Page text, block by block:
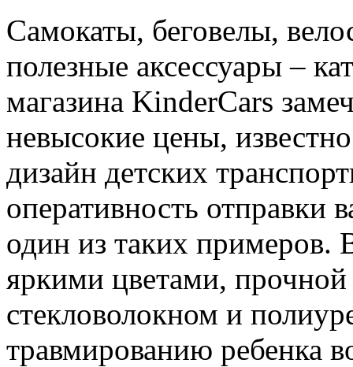
Самокаты, беговелы,
полезные аксессуары –
магазина KinderCars
невысокие цены,
дизайн детских
оперативность отправки
один из таких примеров.
яркими цветами,
стекловолокном и
травмированию ребенка